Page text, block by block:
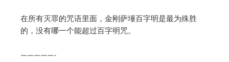
在所有灭罪的咒语里面，金刚萨埵百字明是最为殊胜
的，没有哪一个能超过百字明咒。
—————-